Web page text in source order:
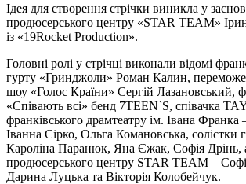
Ідея для створення стрічки виникла у
продюсерського центру «STAR TEAM»
із «19Rocket Production».
Головні ролі у стрічці виконали відомі
гурту «Гринджоли» Роман Калин,
шоу «Голос Країни» Сергій Лазановський,
«Співають всі» бенд 7TEEN`S, співачка
франківського драмтеатру ім. Івана
Іванна Сірко, Ольга Комановська, солістки
Кароліна Паранюк, Яна Єжак, Софія Дрінь,
продюсерського центру STAR TEAM –
Дарина Луцька та Вікторія Колобейчук.